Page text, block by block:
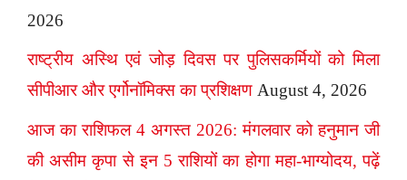
2026
राष्ट्रीय अस्थि एवं जोड़ दिवस पर पुलिसकर्मियों को मिला
सीपीआर और एर्गोनॉमिक्स का प्रशिक्षण August 4, 2026
आज का राशिफल 4 अगस्त 2026: मंगलवार को हनुमान जी
की असीम कृपा से इन 5 राशियों का होगा महा-भाग्योदय, पढ़ें